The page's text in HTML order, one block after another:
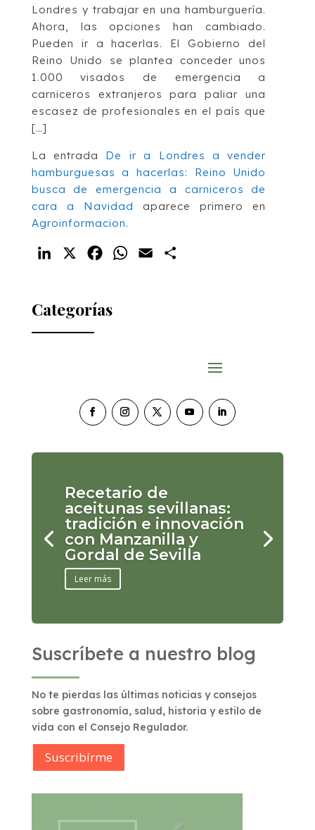
Londres y trabajar en una hamburguería.
Ahora, las opciones han cambiado.
Pueden ir a hacerlas. El Gobierno del
Reino Unido se plantea conceder unos
1.000 visados de emergencia a
carniceros extranjeros para paliar una
escasez de profesionales en el país que
[…]
La entrada De ir a Londres a vender
hamburguesas a hacerlas: Reino Unido
busca de emergencia a carniceros de
cara a Navidad
aparece primero en
Agroinformacion.
LinkedIn FacebookWhatsApp
Email
Categorías
Recetario de
aceitunas sevillanas:
tradición e innovación
con Manzanilla y
Gordal de Sevilla
Leer más
Suscríbete a nuestro blog
No te pierdas las últimas noticias y consejos
sobre gastronomía, salud, historia y estilo de
vida con el Consejo Regulador.
Suscribírme